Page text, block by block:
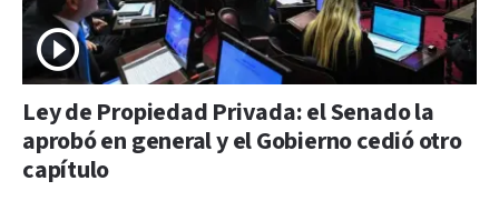
Ley de Propiedad Privada: el Senado la
aprobó en general y el Gobierno cedió otro
capítulo